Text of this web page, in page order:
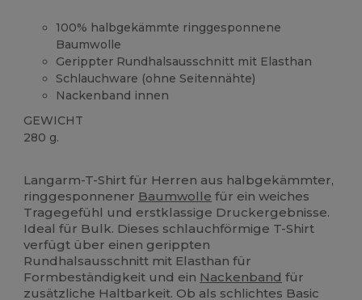
100% halbgekämmte ringgesponnene
Baumwolle
Gerippter Rundhalsausschnitt mit Elasthan
Schlauchware (ohne Seitennähte)
Nackenband innen
GEWICHT
280 g.
Langarm-T-Shirt für Herren aus halbgekämmter,
ringgesponnener Baumwolle für ein weiches
Tragegefühl und erstklassige Druckergebnisse.
Ideal für Bulk. Dieses schlauchförmige T-Shirt
verfügt über einen gerippten
Rundhalsausschnitt mit Elasthan für
Formbeständigkeit und ein Nackenband für
zusätzliche Haltbarkeit. Ob als schlichtes Basic